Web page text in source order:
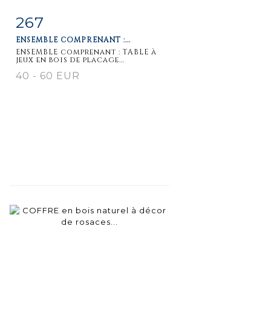
Item detail
267
ENSEMBLE COMPRENANT :...
ENSEMBLE comprenant : TABLE à
jeux en bois de placage...
40 - 60 EUR